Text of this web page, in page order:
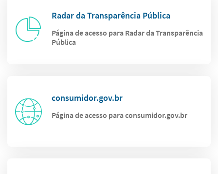
Radar da Transparência Pública
Página de acesso para Radar da Transparência
Pública
consumidor.gov.br
Página de acesso para consumidor.gov.br